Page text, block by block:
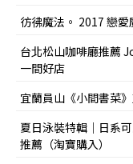
彷彿魔法。 2017 戀
台北松山咖啡廳推薦
一間好店
宜蘭員山《小間書菜
夏日泳裝特輯｜日系
推薦（淘寶購入）